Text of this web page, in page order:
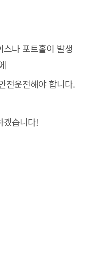
나 포트홀이 발생
전운전해야 합니다.
겠습니다!